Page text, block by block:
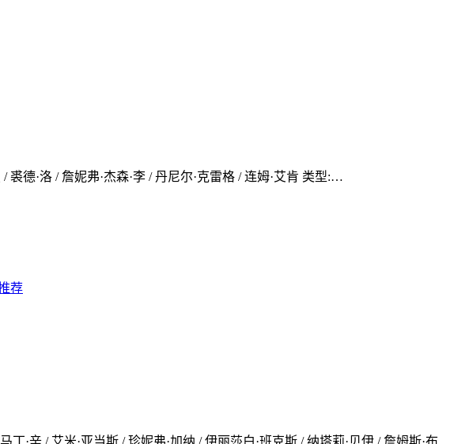
裘德·洛 / 詹妮弗·杰森·李 / 丹尼尔·克雷格 / 连姆·艾肯 类型:…
荐